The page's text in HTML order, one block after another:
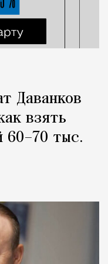
Даванков
взять
60–70 тыс.